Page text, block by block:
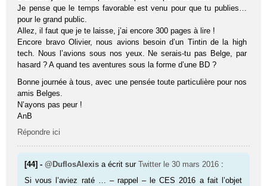
Je pense que le temps favorable est venu pour que tu publies…
pour le grand public.
Allez, il faut que je te laisse, j’ai encore 300 pages à lire !
Encore bravo Olivier, nous avions besoin d’un Tintin de la high
tech. Nous l’avions sous nos yeux. Ne serais-tu pas Belge, par
hasard ? A quand tes aventures sous la forme d’une BD ?
Bonne journée à tous, avec une pensée toute particulière pour nos
amis Belges.
N’ayons pas peur !
AnB
Répondre ici
[44] -@DuflosAlexis a écrit surTwitter le 30 mars 2016 :
Si vous l’aviez raté … – rappel – le CES 2016 a fait l’objet